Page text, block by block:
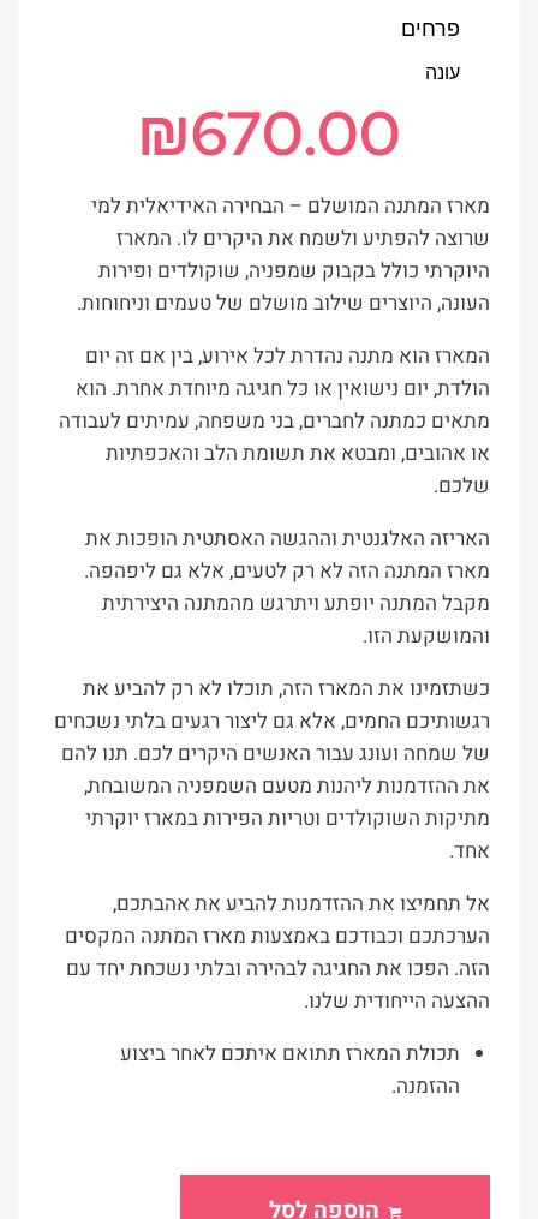
פרחים
עונה
₪670.00
מארז המתנה המושלם – הבחירה האידיאלית למי
שרוצה להפתיע ולשמח את היקרים לו. המארז
היוקרתי כולל בקבוק שמפניה, שוקולדים ופירות
העונה, היוצרים שילוב מושלם של טעמים וניחוחות.
המארז הוא מתנה נהדרת לכל אירוע, בין אם זה יום
הולדת, יום נישואין או כל חגיגה מיוחדת אחרת. הוא
מתאים כמתנה לחברים, בני משפחה, עמיתים לעבודה
או אהובים, ומבטא את תשומת הלב והאכפתיות
שלכם.
האריזה האלגנטית וההגשה האסתטית הופכות את
מארז המתנה הזה לא רק לטעים, אלא גם ליפהפה.
מקבל המתנה יופתע ויתרגש מהמתנה היצירתית
והמושקעת הזו.
כשתזמינו את המארז הזה, תוכלו לא רק להביע את
רגשותיכם החמים, אלא גם ליצור רגעים בלתי נשכחים
של שמחה ועונג עבור האנשים היקרים לכם. תנו להם
את ההזדמנות ליהנות מטעם השמפניה המשובחת,
מתיקות השוקולדים וטריות הפירות במארז יוקרתי
אחד.
אל תחמיצו את ההזדמנות להביע את אהבתכם,
הערכתכם וכבודכם באמצעות מארז המתנה המקסים
הזה. הפכו את החגיגה לבהירה ובלתי נשכחת יחד עם
ההצעה הייחודית שלנו.
תכולת המארז תתואם איתכם לאחר ביצוע
ההזמנה.
הוספה לסל